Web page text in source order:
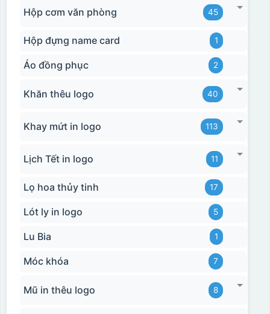
Hộp cơm văn phòng 45
Hộp đựng name card 1
Áo đồng phục 2
Khăn thêu logo 40
Khay mứt in logo 113
Lịch Tết in logo 11
Lọ hoa thủy tinh 17
Lót ly in logo 5
Lu Bia 1
Móc khóa 7
Mũ in thêu logo 8